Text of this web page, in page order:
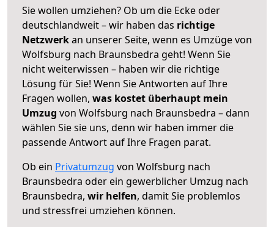
Sie wollen umziehen? Ob um die Ecke oder
deutschlandweit – wir haben das richtige
Netzwerkan unserer Seite, wenn es Umzüge von
Wolfsburg nach Braunsbedra geht! Wenn Sie
nicht weiterwissen – haben wir die richtige
Lösung für Sie! Wenn Sie Antworten auf Ihre
Fragen wollen, was kostet überhaupt mein
Umzug von Wolfsburg nach Braunsbedra – dann
wählen Sie sie uns, denn wir haben immer die
passende Antwort auf Ihre Fragen parat.
Ob ein Privatumzug von Wolfsburg nach
Braunsbedra oder ein gewerblicher Umzug nach
Braunsbedra, wir helfen, damit Sie problemlos
und stressfrei umziehen können.